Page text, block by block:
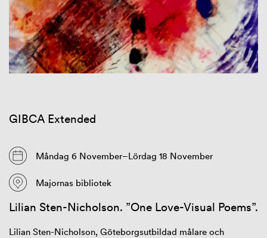
GIBCA Extended
Måndag 6 November–Lördag 18 November
Majornas bibliotek
Lilian Sten-Nicholson. ”One Love-Visual Poems”.
Lilian Sten-Nicholson, Göteborgsutbildad målare och